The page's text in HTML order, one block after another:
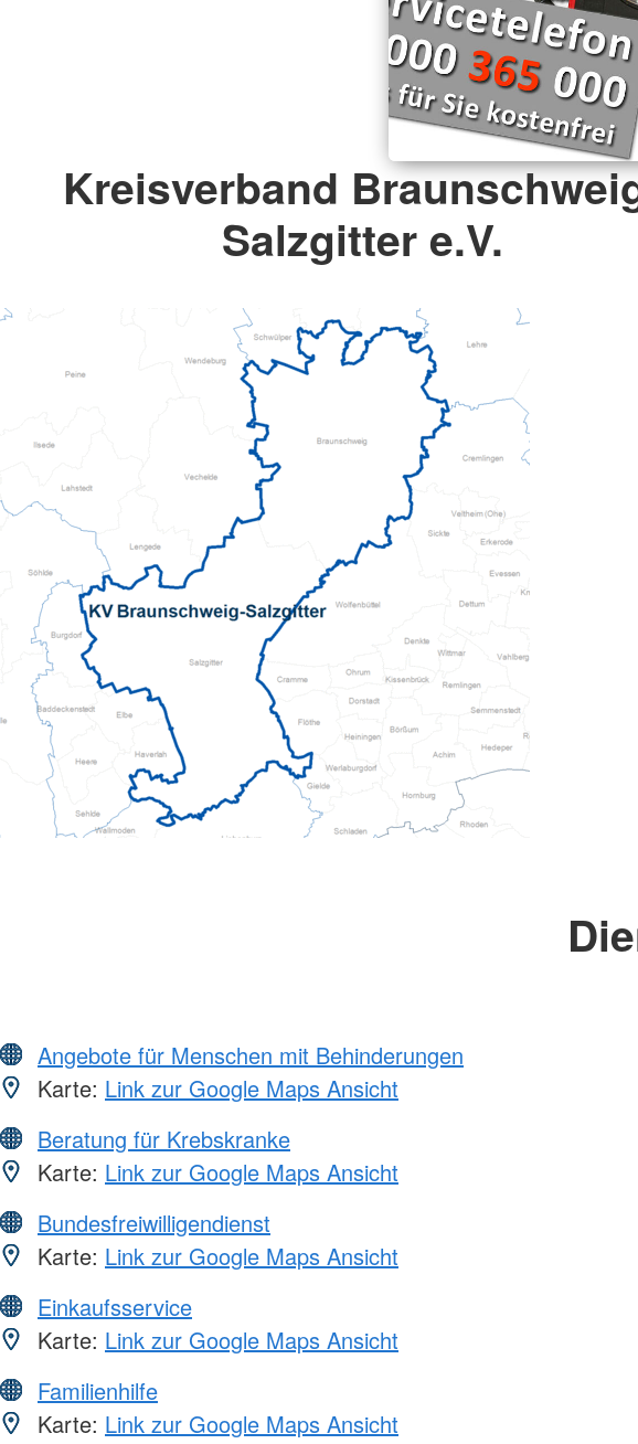
Kreisverband
Salzgitter e.V.
Angebote für Menschen mit Behinderungen
Karte: Link zur Google Maps Ansicht
Beratung für Krebskranke
Karte: Link zur Google Maps Ansicht
Bundesfreiwilligendienst
Karte: Link zur Google Maps Ansicht
Einkaufsservice
Karte: Link zur Google Maps Ansicht
Familienhilfe
Karte: Link zur Google Maps Ansicht